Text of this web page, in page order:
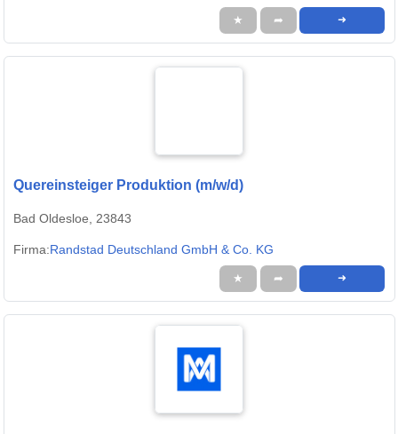
★ ➦ ➜
Quereinsteiger Produktion (m/w/d)
Bad Oldesloe, 23843
Firma:Randstad Deutschland GmbH & Co. KG
★ ➦ ➜